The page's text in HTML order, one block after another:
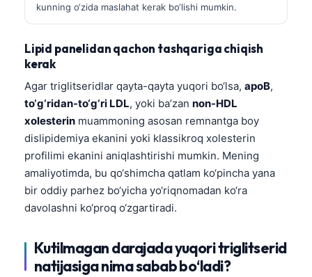
kunning o‘zida maslahat kerak bo‘lishi mumkin.
Lipid panelidan qachon tashqariga chiqish
kerak
Agar triglitseridlar qayta-qayta yuqori bo‘lsa, apoB,
to‘g‘ridan-to‘g‘ri LDL, yoki ba’zan non-HDL
xolesterin muammoning asosan remnantga boy
dislipidemiya ekanini yoki klassikroq xolesterin
profilimi ekanini aniqlashtirishi mumkin. Mening
amaliyotimda, bu qo‘shimcha qatlam ko‘pincha yana
bir oddiy parhez bo‘yicha yo‘riqnomadan ko‘ra
davolashni ko‘proq o‘zgartiradi.
Kutilmagan darajada yuqori triglitserid
natijasiga nima sabab bo‘ladi?
العربية المغربية
Монгол
ພາສາລາວ
Basa Jawa
Cebuano
ئۇيغۇرچە
Кыргызча
Беларуская мова
Frysk